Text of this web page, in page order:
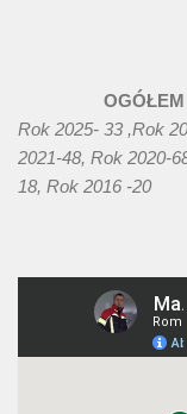
OGÓŁEM
Rok 2025- 33 ,Rok
2021-48, Rok 2020-
18, Rok 2016 -20